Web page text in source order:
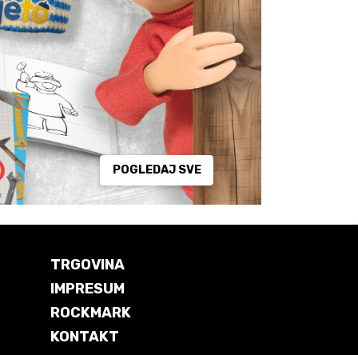
POGLEDAJ SVE
TRGOVINA
IMPRESUM
ROCKMARK
KONTAKT